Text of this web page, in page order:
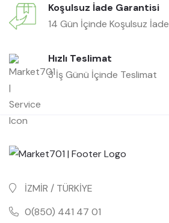
Koşulsuz İade Garantisi
14 Gün İçinde Koşulsuz İade
Hızlı Teslimat
3 İş Günü İçinde Teslimat
İZMİR / TÜRKİYE
0(850) 441 47 01